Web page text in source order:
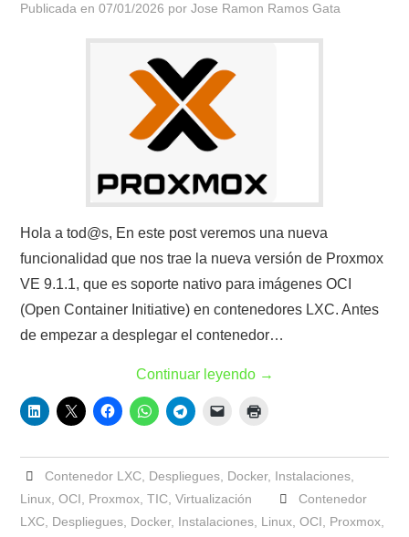
Publicada en07/01/2026 porJose Ramon Ramos Gata
Hola a tod@s, En este post veremos una nueva
funcionalidad que nos trae la nueva versión de Proxmox
VE 9.1.1, que es soporte nativo para imágenes OCI
(Open Container Initiative) en contenedores LXC. Antes
de empezar a desplegar el contenedor…
Continuar leyendo →
Contenedor LXC, Despliegues, Docker, Instalaciones,
Linux ,OCI Proxmox ,TIC ,Virtualización
Contenedor
LXC Despliegues Docker, Instalaciones Linux ,OCI Proxmox